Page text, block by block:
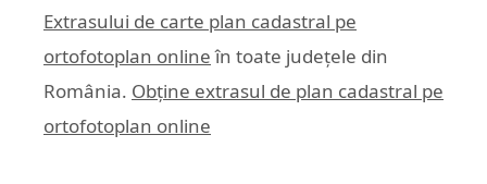
Extrasului de carte plan cadastral pe
ortofotoplan online în toate județele din
România. Obține extrasul de plan cadastral pe
ortofotoplan online